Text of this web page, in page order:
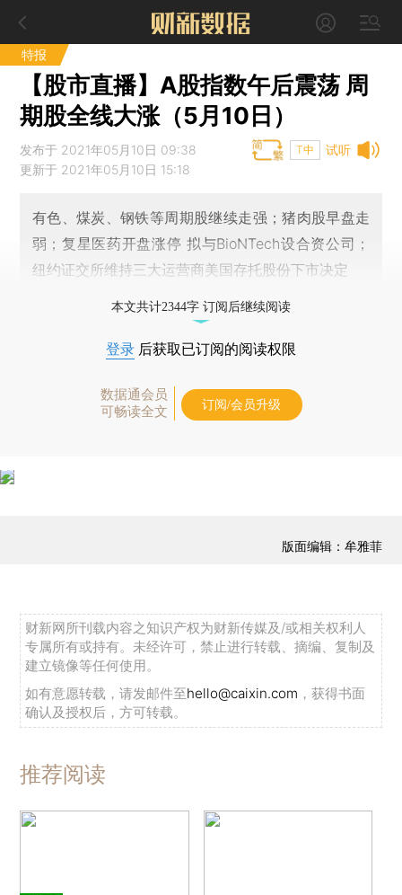
特报
【股市直播】A股指数午后震荡 周
期股全线大涨（5月10日）
试听
发布于 2021年05月10日 09:38
更新于 2021年05月10日 15:18
T中
有色、煤炭、钢铁等周期股继续走强；猪肉股早盘走
弱；复星医药开盘涨停 拟与BioNTech设合资公司；
纽约证交所维持三大运营商美国存托股份下市决定
本文共计2344字 订阅后继续阅读
登录 后获取已订阅的阅读权限
数据通会员
可畅读全文
订阅/会员升级
版面编辑：牟雅菲
财新网所刊载内容之知识产权为财新传媒及/或相关权利人
专属所有或持有。未经许可，禁止进行转载、摘编、复制及
建立镜像等任何使用。
如有意愿转载，请发邮件至hello@caixin.com ，获得书面
确认及授权后，方可转载。
推荐阅读